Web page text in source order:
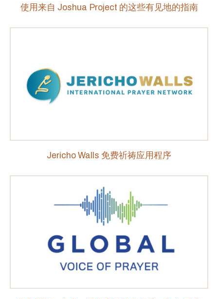
使用来自 Joshua Project 的这些有见地的指南
Jericho Walls 免费祈祷应用程序